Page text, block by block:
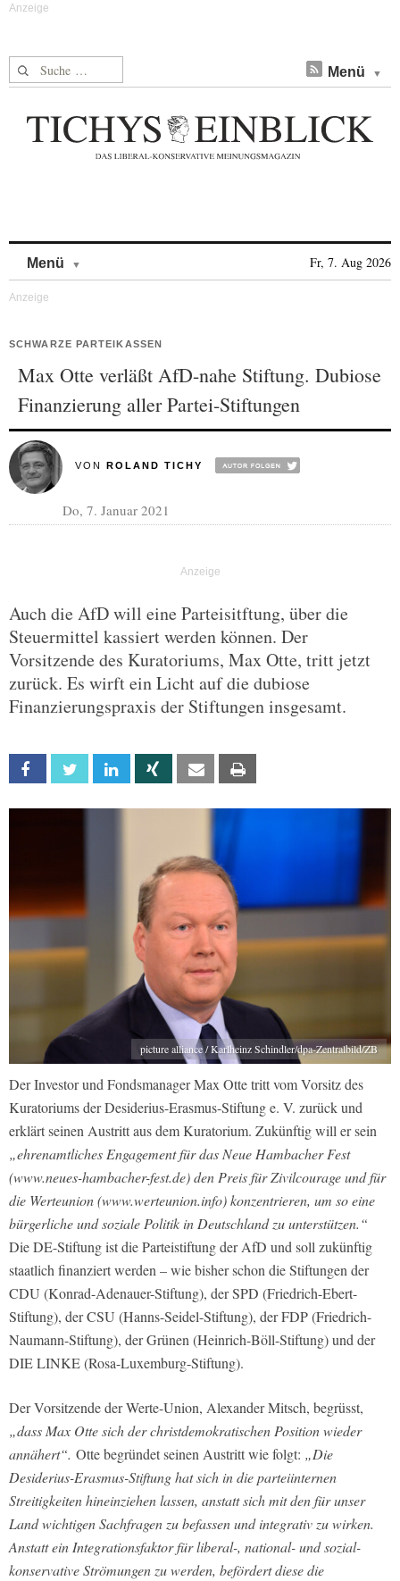
Suche nach: Menü
Menü Fr, 7. Aug 2026
SCHWARZE PARTEIKASSEN
Max Otte verläßt AfD-nahe Stiftung. Dubiose
Finanzierung aller Partei-Stiftungen
VON ROLAND TICHY
Do, 7. Januar 2021
Auch die AfD will eine Parteisitftung, über die
Steuermittel kassiert werden können. Der
Vorsitzende des Kuratoriums, Max Otte, tritt jetzt
zurück. Es wirft ein Licht auf die dubiose
Finanzierungspraxis der Stiftungen insgesamt.
Facebook Twitter Linkedin Xing Email
picture alliance / Karlheinz Schindler/dpa-Zentralbild/ZB
Der Investor und Fondsmanager Max Otte tritt vom Vorsitz des
Kuratoriums der Desiderius-Erasmus-Stiftung e. V. zurück und
erklärt seinen Austritt aus dem Kuratorium. Zukünftig will er sein
„ehrenamtliches Engagement für das Neue Hambacher Fest
(www.neues-hambacher-fest.de) den Preis für Zivilcourage und für
die Werteunion (www.werteunion.info) konzentrieren, um so eine
bürgerliche und soziale Politik in Deutschland zu unterstützen.“
Die DE-Stiftung ist die Parteistiftung der AfD und soll zukünftig
staatlich finanziert werden – wie bisher schon die Stiftungen der
CDU (Konrad-Adenauer-Stiftung), der SPD (Friedrich-Ebert-
Stiftung), der CSU (Hanns-Seidel-Stiftung), der FDP (Friedrich-
Naumann-Stiftung), der Grünen (Heinrich-Böll-Stiftung) und der
DIE LINKE (Rosa-Luxemburg-Stiftung).
Der Vorsitzende der Werte-Union, Alexander Mitsch, begrüsst,
„dass Max Otte sich der christdemokratischen Position wieder
annähert“. Otte begründet seinen Austritt wie folgt: „Die
Desiderius-Erasmus-Stiftung hat sich in die parteiinternen
Streitigkeiten hineinziehen lassen, anstatt sich mit den für unser
Land wichtigen Sachfragen zu befassen und integrativ zu wirken.
Anstatt ein Integrationsfaktor für liberal-, national- und sozial-
konservative Strömungen zu werden, befördert diese die